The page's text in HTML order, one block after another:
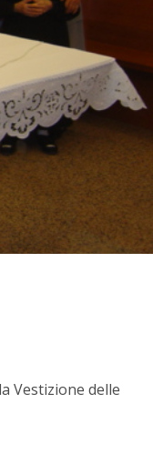
Vestizione delle